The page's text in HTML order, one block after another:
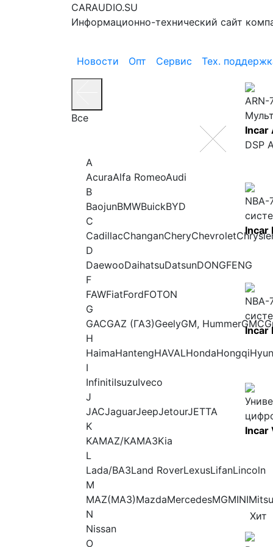
CARAUDIO.SU
Информационно-технический сайт
Новости
Опт Сервис Тех.
Все
A
AcuraAlfa RomeoAudi
B
BaojunBMWBuickBYD
C
CadillacChanganCheryChevrolet
D
DaewooDaihatsuDatsunDONGFENG
F
FAWFiatFordFOTON
G
GACGAZ (ГАЗ)GeelyGM, HummerGMС
H
HaimaHantengHAVALHondaHongqi
I
InfinitiIsuzuIveco
J
JACJaguarJeepJetourJETTA
K
KAMAZ/КАМАЗKia
L
Lada/ВАЗLand RoverLexusLifanLincoln
M
MAZ(МАЗ)MazdaMercedesMGMINI
N
Nissan
O
Incar
DSP
NBA-
Incar
NBA-
Incar
Incar
Хит